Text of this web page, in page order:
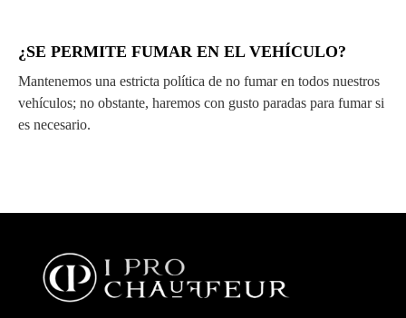
¿SE PERMITE FUMAR EN EL VEHÍCULO?
Mantenemos una estricta política de no fumar en todos nuestros
vehículos; no obstante, haremos con gusto paradas para fumar si
es necesario.